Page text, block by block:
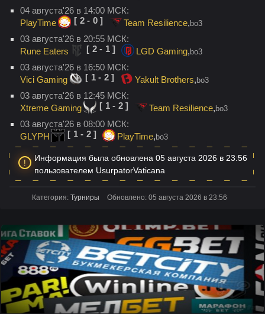
04 августа'26 в 14:00 МСК:
PlayTime
[2-0] Team Resilience, bo3
03 августа'26 в 20:55 МСК:
Rune Eaters
[2-1] LGD Gaming, bo3
03 августа'26 в 16:50 МСК:
Vici Gaming
[1-2] Yakult Brothers, bo3
03 августа'26 в 12:45 МСК:
Xtreme Gaming
[1-2] Team Resilience, bo3
03 августа'26 в 08:00 МСК:
GLYPH
[1-2] PlayTime, bo3
Информация была обновлена 05 августа 2026 в 23:56
пользователем UsurpatorVaticana
Категория: Турниры Обновлено: 05 августа 2026 в 23:56